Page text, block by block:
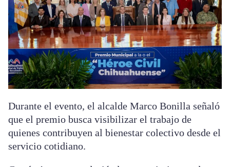
Durante el evento, el alcalde Marco Bonilla señaló
que el premio busca visibilizar el trabajo de
quienes contribuyen al bienestar colectivo desde el
servicio cotidiano.